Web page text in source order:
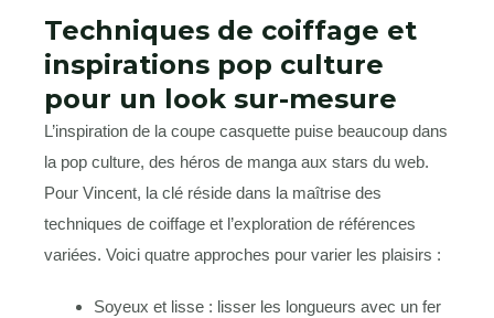
Techniques de coiffage et
inspirations pop culture
pour un look sur-mesure
L’inspiration de la coupe casquette puise beaucoup dans
la pop culture, des héros de manga aux stars du web.
Pour Vincent, la clé réside dans la maîtrise des
techniques de coiffage et l’exploration de références
variées. Voici quatre approches pour varier les plaisirs :
Soyeux et lisse : lisser les longueurs avec un fer